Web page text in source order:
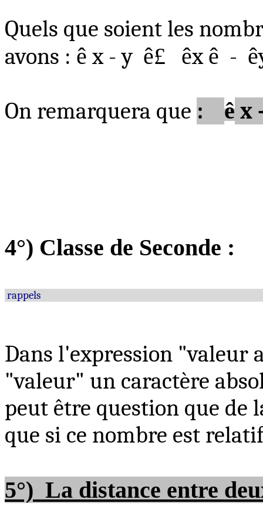
Quels que soient les
avons : ê x - y ê£ êx ê - ê
On remarquera que : ê x
4°) Classe de Seconde :
rappels
Dans l'expression "valeur
"valeur" un caractère
peut être question que de
que si ce nombre est
5°) La distance entre